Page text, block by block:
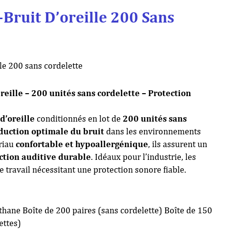
D’oreille 200 Sans
200 sans cordelette
– 200 unités sans cordelette – Protection
conditionnés en lot de 200 unités sans
optimale du bruitdans les environnements
confortable et hypoallergénique, ils assurent un
auditive durable. Idéaux pour l’industrie, les
travail nécessitant une protection sonore fiable.
Boîte de 200 paires (sans cordelette) Boîte de 150